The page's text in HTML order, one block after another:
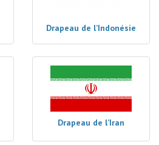
Drapeau de l’Indonésie
Drapeau de l’Iran